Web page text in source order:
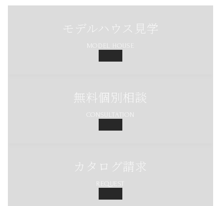
モデルハウス見学
MODEL HOUSE
無料個別相談
CONSULTATION
カタログ請求
REQUEST